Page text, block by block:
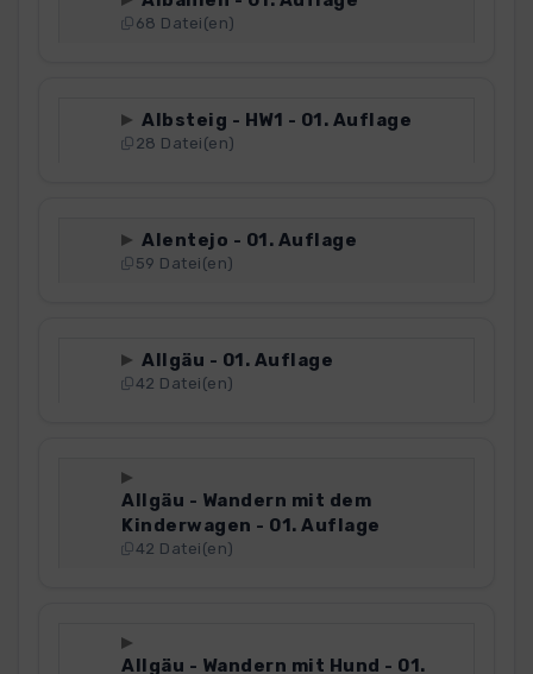
68 Datei(en)
Albsteig - HW1 - 01. Auflage
28 Datei(en)
Alentejo - 01. Auflage
59 Datei(en)
Allgäu - 01. Auflage
42 Datei(en)
Allgäu - Wandern mit dem
Kinderwagen - 01. Auflage
42 Datei(en)
Allgäu - Wandern mit Hund - 01.